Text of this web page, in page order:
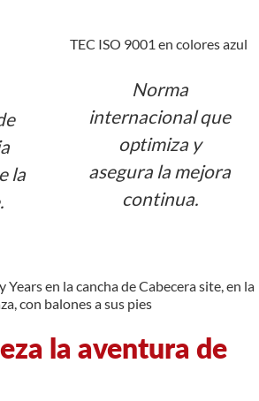
la
Norma
internacional que
optimiza y
asegura la mejora
continua.
la aventura de